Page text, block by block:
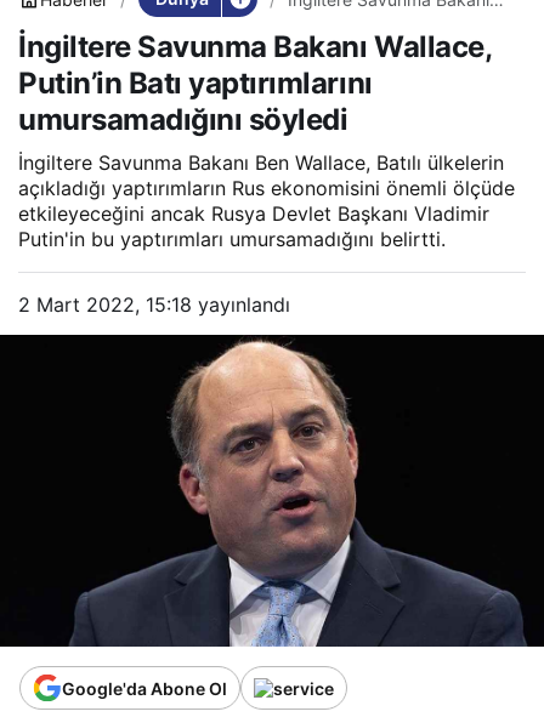
yaptırımlarını
umursamadığını söyledi
İngiltere Savunma Bakanı Wallace,
Putin’in Batı yaptırımlarını
umursamadığını söyledi
İngiltere Savunma Bakanı Ben Wallace, Batılı ülkelerin
açıkladığı yaptırımların Rus ekonomisini önemli ölçüde
etkileyeceğini ancak Rusya Devlet Başkanı Vladimir
Putin'in bu yaptırımları umursamadığını belirtti.
2 Mart 2022, 15:18 yayınlandı
Google'da Abone Ol